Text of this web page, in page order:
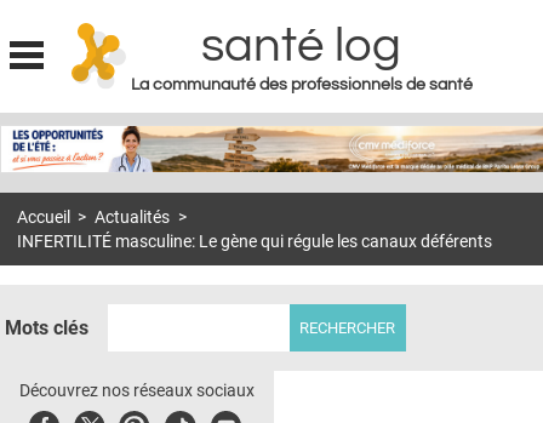
Jump to navigation
santé log
La communauté des professionnels de santé
MON COMPTE
S'ABONNER À LA REVUE SOIN À DOMICILE
DOSSIERS
E-REVUE SAD
Accueil > Actualités >
INFERTILITÉ masculine: Le gène qui régule les canaux déférents
Mots clés
Découvrez nos réseaux sociaux